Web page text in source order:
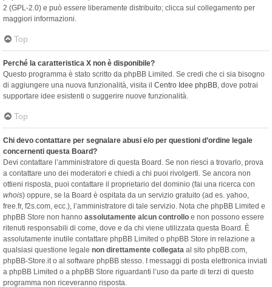
2 (GPL-2.0) e può essere liberamente distribuito; clicca sul collegamento per
maggiori informazioni.
Top
Perché la caratteristica X non è disponibile?
Questo programma è stato scritto da phpBB Limited. Se credi che ci sia bisogno
di aggiungere una nuova funzionalità, visita il Centro Idee phpBB, dove potrai
supportare idee esistenti o suggerire nuove funzionalità.
Top
Chi devo contattare per segnalare abusi e/o per questioni d’ordine legale
concernenti questa Board?
Devi contattare l’amministratore di questa Board. Se non riesci a trovarlo, prova
a contattare uno dei moderatori e chiedi a chi puoi rivolgerti. Se ancora non
ottieni risposta, puoi contattare il proprietario del dominio (fai una ricerca con
whois) oppure, se la Board è ospitata da un servizio gratuito (ad es. yahoo,
free.fr, f2s.com, ecc.), l’amministratore di tale servizio. Nota che phpBB Limited e
phpBB Store non hanno assolutamente alcun controllo e non possono essere
ritenuti responsabili di come, dove e da chi viene utilizzata questa Board. È
assolutamente inutile contattare phpBB Limited o phpBB Store in relazione a
qualsiasi questione legale non direttamente collegata al sito phpBB.com,
phpBB-Store.it o al software phpBB stesso. I messaggi di posta elettronica inviati
a phpBB Limited o a phpBB Store riguardanti l’uso da parte di terzi di questo
programma non riceveranno risposta.